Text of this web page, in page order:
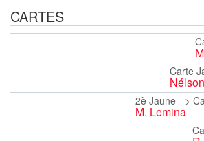
CARTES
Carte
2è Jaune - >
M. Lemina